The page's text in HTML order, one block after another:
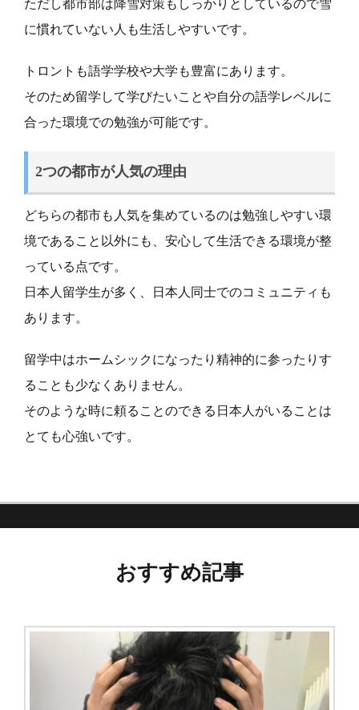
ただし都市部は降雪対策もしっかりとしているので雪
に慣れていない人も生活しやすいです。
トロントも語学学校や大学も豊富にあります。
そのため留学して学びたいことや自分の語学レベルに
合った環境での勉強が可能です。
2つの都市が人気の理由
どちらの都市も人気を集めているのは勉強しやすい環
境であること以外にも、安心して生活できる環境が整
っている点です。
日本人留学生が多く、日本人同士でのコミュニティも
あります。
留学中はホームシックになったり精神的に参ったりす
ることも少なくありません。
そのような時に頼ることのできる日本人がいることは
とても心強いです。
おすすめ記事